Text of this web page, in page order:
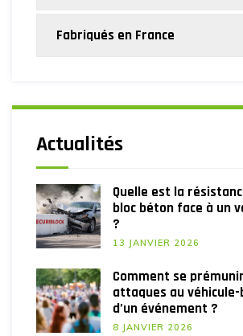
Fabriqués en France
Actualités
Quelle est la
bloc béton face à un
?
13 JANVIER 2026
Comment se
attaques au
d’un événement ?
8 JANVIER 2026